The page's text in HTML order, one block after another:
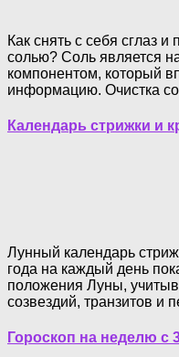
Как снять с себя сглаз
солью? Соль является
компонентом, который
информацию. Очистка
Календарь стрижки и
Лунный календарь
года на каждый день
положения Луны,
созвездий, транзитов и
Гороскоп на неделю с